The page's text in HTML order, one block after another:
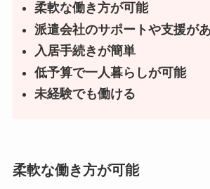
柔軟な働き方が可能
派遣会社のサポートや支援が
入居手続きが簡単
低予算で一人暮らしが可能
未経験でも働ける
柔軟な働き方が可能